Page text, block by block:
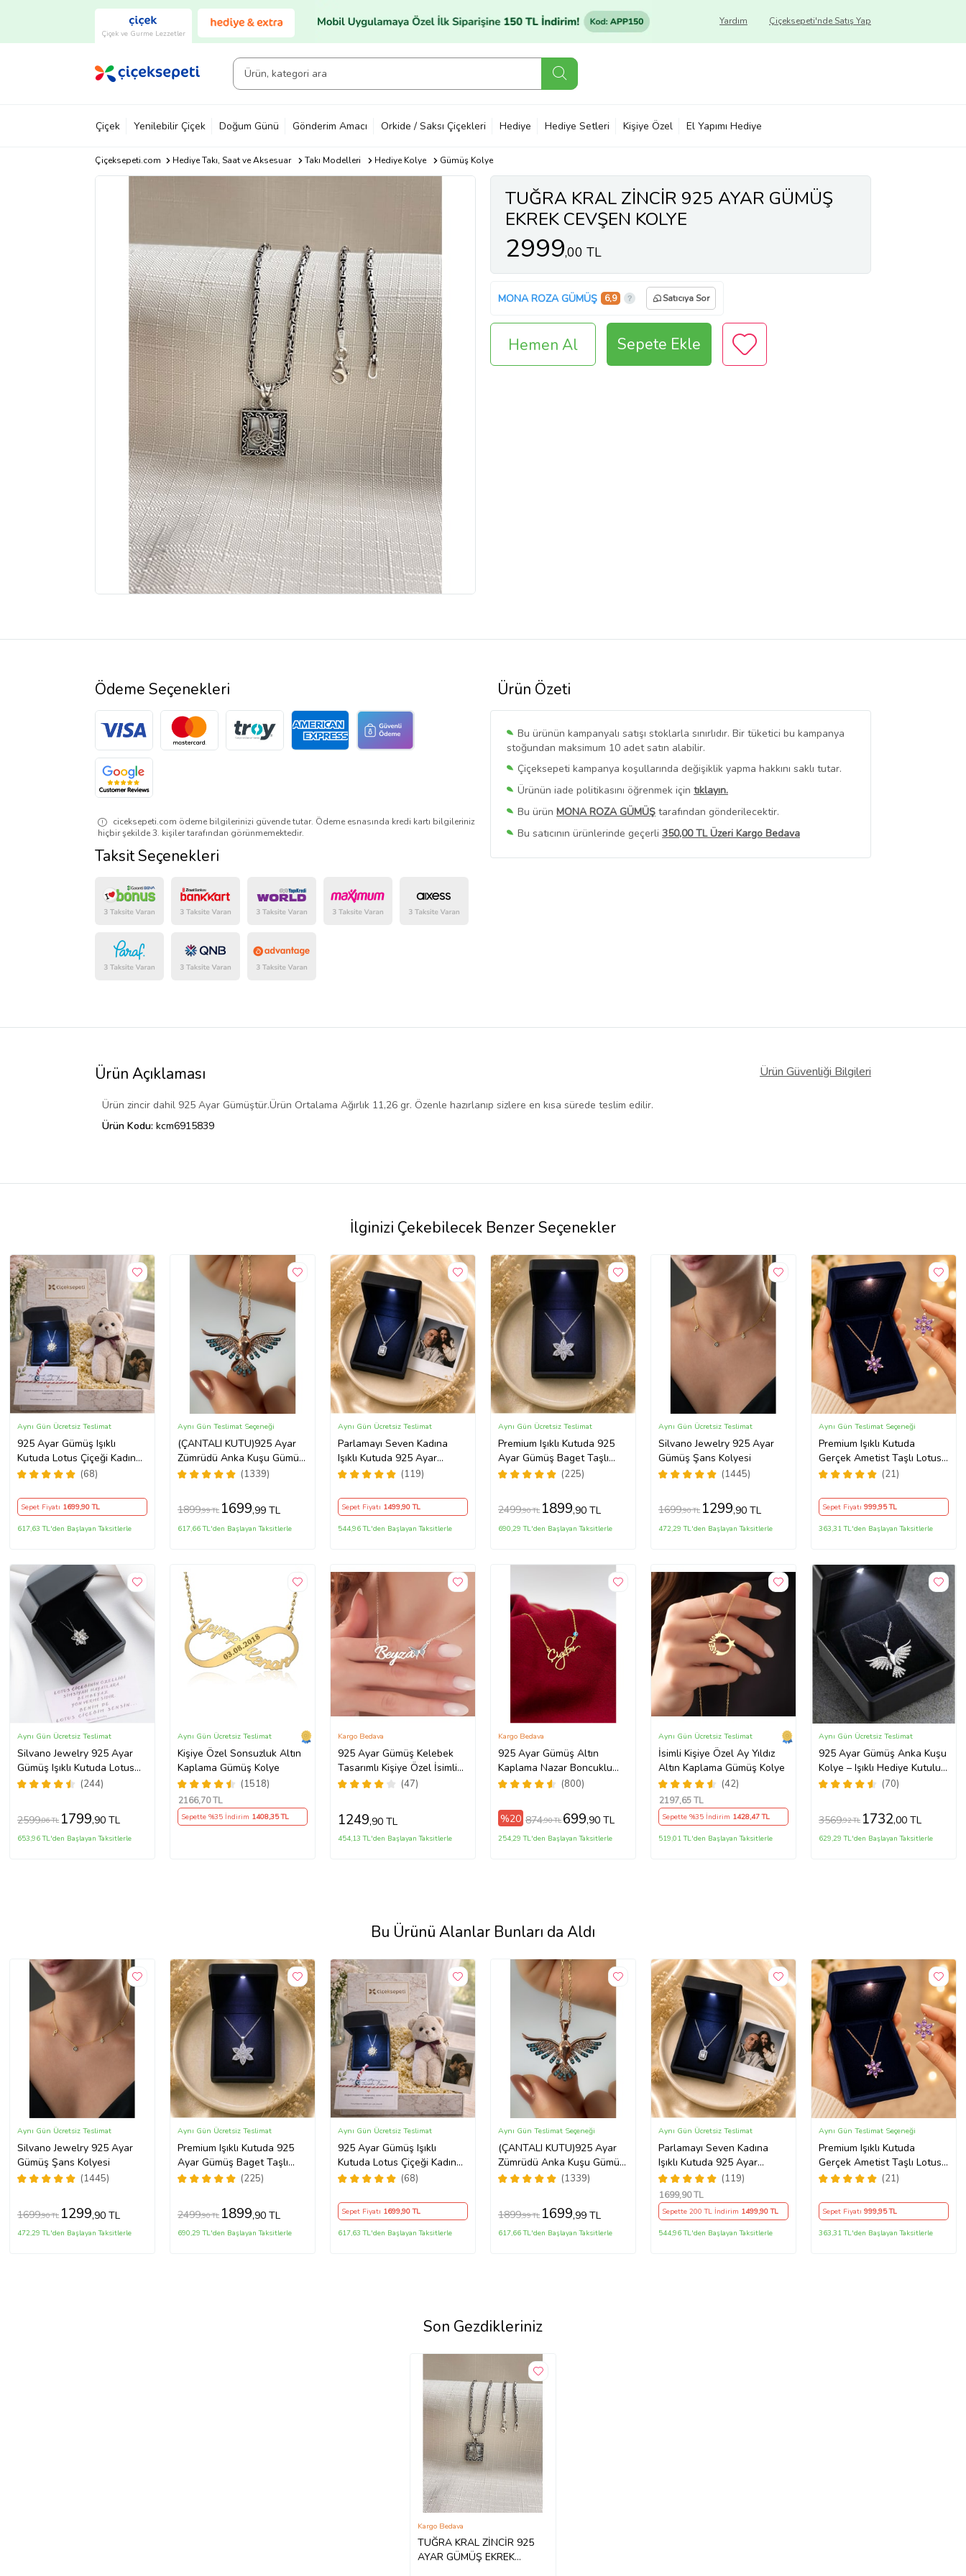
Çiçek ve Gurme Lezzetler
Çiçeksepeti'nde Satış Yap
Yardım
Çiçek Yenilebilir Çiçek Doğum Günü Gönderim Amacı Orkide / Saksı Çiçekleri Hediye Hediye Setleri Kişiye Özel El Yapımı Hediye
Çiçeksepeti.com Hediye Takı, Saat ve Aksesuar Takı Modelleri Hediye Kolye Gümüş Kolye
TUĞRA KRAL ZİNCİR 925 AYAR GÜMÜŞ
EKREK CEVŞEN KOLYE
2999,00 TL
MONA ROZA GÜMÜŞ 6,9 Satıcıya Sor
Hemen Al Sepete Ekle
Ürün Özeti
Bu ürünün kampanyalı satışı stoklarla sınırlıdır. Bir tüketici bu kampanya
stoğundan maksimum 10 adet satın alabilir.
Çiçeksepeti kampanya koşullarında değişiklik yapma hakkını saklı tutar.
Ürünün iade politikasını öğrenmek için tıklayın.
Bu ürün MONA ROZA GÜMÜŞ tarafından gönderilecektir.
Bu satıcının ürünlerinde geçerli 350,00 TL Üzeri Kargo Bedava
Bu SatıcınınTüm Ürünlerini Görüntüle
Ödeme Seçenekleri
ciceksepeti.com ödeme bilgilerinizi güvende tutar. Ödeme esnasında kredi kartı bilgileriniz
hiçbir şekilde 3. kişiler tarafından görünmemektedir.
Taksit Seçenekleri
Ürün Açıklaması Ürün Güvenliği Bilgileri
Ürün zincir dahil 925 Ayar Gümüştür.Ürün Ortalama Ağırlık 11,26 gr. Özenle hazırlanıp sizlere en kısa sürede teslim edilir.
Ürün Kodu: kcm6915839
İlginizi Çekebilecek Benzer Seçenekler
925 Ayar Gümüş Işıklı
Kutuda Lotus Çiçeği Kadın
Kolye , Peluş Ayıcık
Bileklik, Polaroid Fotoğraf
Hediye
(68)
Aynı Gün Ücretsiz Teslimat
Sepet Fiyatı 1699,90 TL
617,63 TL'den Başlayan Taksitlerle
(ÇANTALI KUTU)925 Ayar
Zümrüdü Anka Kuşu Gümüş
Kadın Kolye - MAVİ
(1339)
Aynı Gün Teslimat Seçeneği
1899,99 TL 1699,99 TL
617,66 TL'den Başlayan Taksitlerle
Parlamayı Seven Kadına
Işıklı Kutuda 925 Ayar
Gümüş Baget Kolye - Kişiye
(119)
Aynı Gün Ücretsiz Teslimat
Sepet Fiyatı 1499,90 TL
544,96 TL'den Başlayan Taksitlerle
Premium Işıklı Kutuda 925
Ayar Gümüş Baget Taşlı
Lotus Çiçeği Kolye
(225)
Aynı Gün Ücretsiz Teslimat
2499,90 TL 1899,90 TL
690,29 TL'den Başlayan Taksitlerle
Silvano Jewelry 925 Ayar
Gümüş Şans Kolyesi
(1445)
Aynı Gün Ücretsiz Teslimat
1699,90 TL 1299,90 TL
472,29 TL'den Başlayan Taksitlerle
Premium Işıklı Kutuda
Gerçek Ametist Taşlı Lotus
Kolye – 925 Ayar Gümüş
(21)
Aynı Gün Teslimat Seçeneği
Sepet Fiyatı999,95 TL
363,31 TL'den Başlayan Taksitlerle
Silvano Jewelry 925 Ayar
Gümüş Işıklı Kutuda Lotus
Kolye
(244)
Aynı Gün Ücretsiz Teslimat
2599,86 TL 1799,90 TL
653,96 TL'den Başlayan Taksitlerle
Kişiye Özel Sonsuzluk Altın
Kaplama Gümüş Kolye
(1518)
Aynı Gün Ücretsiz Teslimat
2166,70 TL
Sepette %35 İndirim 1408,35 TL
925 Ayar Gümüş Kelebek
Tasarımlı Kişiye Özel İsimli
Kadın Kolye Anneye
Hediye,Arkadaşa
Hediye,Doğum Günü
Hediyesi,Eşe Hediye
(47)
Kargo Bedava
1249,90 TL
454,13 TL'den Başlayan Taksitlerle
925 Ayar Gümüş Altın
Kaplama Nazar Boncuklu
Kişiye Özel El Yazılı Kolye
(800)
Kargo Bedava
%20 874,90 TL 699,90 TL
254,29 TL'den Başlayan Taksitlerle
İsimli Kişiye Özel Ay Yıldız
Altın Kaplama Gümüş Kolye
(42)
Aynı Gün Ücretsiz Teslimat
2197,65 TL
Sepette %35 İndirim 1428,47 TL
519,01 TL'den Başlayan Taksitlerle
925 Ayar Gümüş Anka Kuşu
Kolye – Işıklı Hediye Kutulu
Zarif Kadın Kolyesi
(70)
Aynı Gün Ücretsiz Teslimat
3569,92 TL 1732,00 TL
629,29 TL'den Başlayan Taksitlerle
Bu Ürünü Alanlar Bunları da Aldı
Silvano Jewelry 925 Ayar
Gümüş Şans Kolyesi
(1445)
Aynı Gün Ücretsiz Teslimat
1699,90 TL 1299,90 TL
472,29 TL'den Başlayan Taksitlerle
Premium Işıklı Kutuda 925
Ayar Gümüş Baget Taşlı
Lotus Çiçeği Kolye
(225)
Aynı Gün Ücretsiz Teslimat
2499,90 TL 1899,90 TL
690,29 TL'den Başlayan Taksitlerle
925 Ayar Gümüş Işıklı
Kutuda Lotus Çiçeği Kadın
Kolye , Peluş Ayıcık
Bileklik, Polaroid Fotoğraf
Hediye
(68)
Aynı Gün Ücretsiz Teslimat
Sepet Fiyatı 1699,90 TL
617,63 TL'den Başlayan Taksitlerle
(ÇANTALI KUTU)925 Ayar
Zümrüdü Anka Kuşu Gümüş
Kadın Kolye - MAVİ
(1339)
Aynı Gün Teslimat Seçeneği
1899,99 TL 1699,99 TL
617,66 TL'den Başlayan Taksitlerle
Parlamayı Seven Kadına
Işıklı Kutuda 925 Ayar
Gümüş Baget Kolye - Kişiye
Özel Fotoğraf Hediye
(119)
Aynı Gün Ücretsiz Teslimat
1699,90 TL
Sepette 200 TL İndirim 1499,90 TL
544,96 TL'den Başlayan Taksitlerle
Premium Işıklı Kutuda
Gerçek Ametist Taşlı Lotus
Kolye – 925 Ayar Gümüş
(21)
Aynı Gün Teslimat Seçeneği
Sepet Fiyatı999,95 TL
363,31 TL'den Başlayan Taksitlerle
Son Gezdikleriniz
TUĞRA KRAL ZİNCİR 925
AYAR GÜMÜŞ EKREK
Kargo Bedava